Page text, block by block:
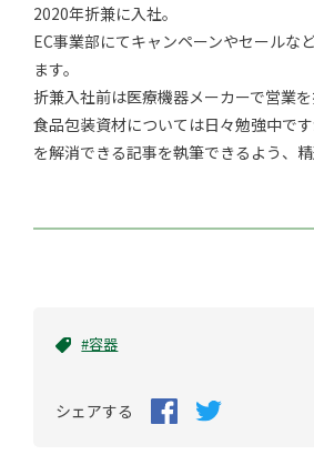
2020年折兼に入社。
EC事業部にてキャンペーンやセールな
ます。
折兼入社前は医療機器メーカーで営業を
食品包装資材については日々勉強中で
を解消できる記事を執筆できるよう、
#容器
シェアする